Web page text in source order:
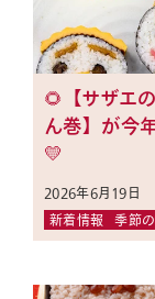
オンライ
🌻【サザエ
ん巻】が今
💛
2026年6月19日
新着情報 季節